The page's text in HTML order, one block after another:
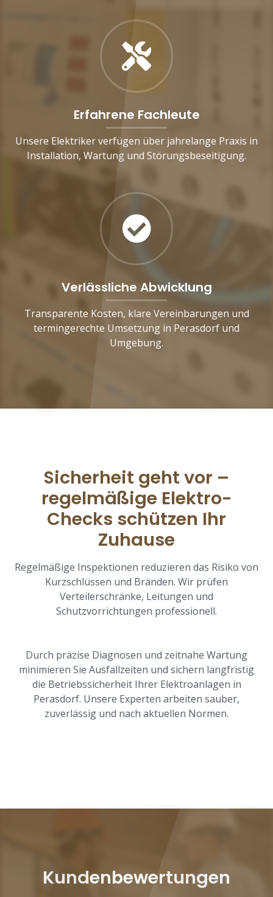
Erfahrene Fachleute
Unsere Elektriker verfügen über jahrelange Praxis in
Installation, Wartung und Störungsbeseitigung.
Verlässliche Abwicklung
Transparente Kosten, klare Vereinbarungen und
termingerechte Umsetzung in Perasdorf und
Umgebung.
Sicherheit geht vor –
regelmäßige Elektro-
Checks schützen Ihr
Zuhause
Regelmäßige Inspektionen reduzieren das Risiko von
Kurzschlüssen und Bränden. Wir prüfen
Verteilerschränke, Leitungen und
Schutzvorrichtungen professionell.
Durch präzise Diagnosen und zeitnahe Wartung
minimieren Sie Ausfallzeiten und sichern langfristig
die Betriebssicherheit Ihrer Elektroanlagen in
Perasdorf. Unsere Experten arbeiten sauber,
zuverlässig und nach aktuellen Normen.
Kundenbewertungen